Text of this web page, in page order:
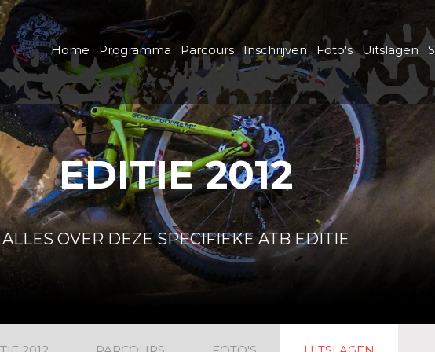
Home Programma Parcours Inschrijven Foto's Uitslagen
EDITIE 2012
ALLES OVER DEZE SPECIFIEKE ATB EDITIE